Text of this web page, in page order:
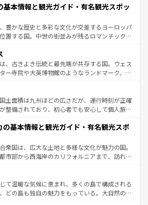
によって風土や気候が異なるスペインはその個
覧 を参照してほしい。
魅力が詰まっている。華麗な宮殿、歴史的な大
いビーチ、そして豊かな自然が、訪れる者を心
る。また、フランスは美食の国としても知ら
ス料理はユネスコ無形文化遺産にも登録されて
ベンダー畑など、多彩な楽しみ方が可能だ。さ
以外の地域にも魅力が溢れており、どの街角に
史と文化が息づいている。パリ以外の個性あふ
ほしい。
基本情報と観光ガイド・有名観光スポッ
豊かな歴史と多彩な文化が交差するヨーロッパ
置する国。中世の街並みが残るロマンチック街
の国は、どこを歩いても飽きることがない。ベ
化的活気、バイエルン州のアルプスの絶景、そ
川沿いのワイン畑といった風景は必見。ビール
な人にはぜひ体験してほしい。 なお、新着の
はコンテンツ一覧を参照してほしい。
、古きよき伝統と最先端が共存する国。ウェス
ー寺院や大英博物館のようなランドマーク、歴
異なる魅力がある。また、優雅なアフタヌーン
ール好きにはたまらない英国パブ、サッカー観
場だからこそできる体験も豊富。イギリスを旅
を参照してほしい。
土面積は九州ほどの広さだが、運行時刻が正確
整備されており、初心者でも安心して個人旅行
のまま残る町や、スイスならではのユニークな
り、アルプス観光だけでなく町歩きも満喫する
る。国民の所得が高いため物価も高いが、旅行
通パス提供のサービスもあり、うまく活用すれ
情報は
の基本情報と観光ガイド・有名観光スポ
衆国は、広大な土地と多様な文化が魅力の国。
市部から西海岸のカリフォルニアまで、訪れる
大都市は、観光、ショッピング、エンターテイ
詰まった刺激的なスポットだ。一方、アメリカ
自然が広がり、グランドキャニオンやイエロー
て温暖な気候に恵まれ、多くの島で構成される
どの島も独自の魅力をもっている。大自然の神